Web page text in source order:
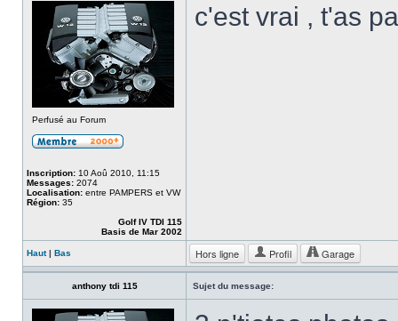
Perfusé au Forum
Inscription: 10 Aoû 2010, 11:15
Messages: 2074
Localisation: entre PAMPERS et VW
Région: 35
Golf IV TDI 115
Basis de Mar 2002
c'est vrai , t'as
Haut| Bas Hors ligne Profil Garage
anthony tdi 115 Sujet du message: